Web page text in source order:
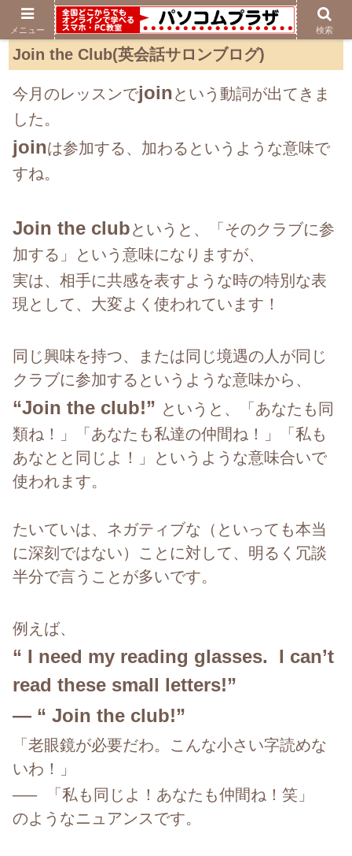
Join the Club(英会話サロンブログ)
今月のレッスンでjoinという動詞が出てきま
した。
joinは参加する、加わるというような意味で
すね。
Join the clubというと、「そのクラブに参
加する」という意味になりますが、
実は、相手に共感を表すような時の特別な表
現として、大変よく使われています！
同じ興味を持つ、または同じ境遇の人が同じ
クラブに参加するというような意味から、
“Join the club!” というと、「あなたも同
類ね！」「あなたも私達の仲間ね！」「私も
あなとと同じよ！」というような意味合いで
使われます。
たいていは、ネガティブな（といっても本当
に深刻ではない）ことに対して、明るく冗談
半分で言うことが多いです。
例えば、
“ I need my reading glasses. I can’t
read these small letters!”
— “ Join the club!”
「老眼鏡が必要だわ。こんな小さい字読めな
いわ！」
—–
「私も同じよ！あなたも仲間ね！笑」
のようなニュアンスです。
メニュー 検索